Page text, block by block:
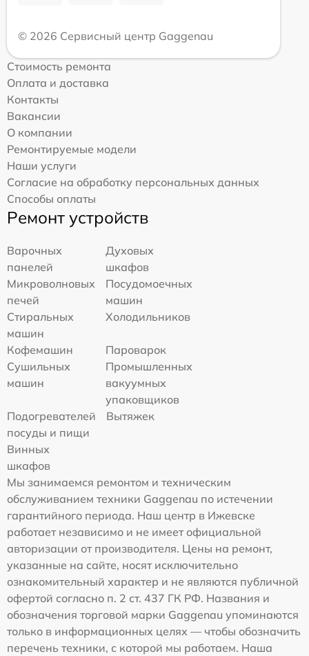
© 2026 Сервисный центр Gaggenau
Стоимость ремонта
Оплата и доставка
Контакты
Вакансии
О компании
Ремонтируемые модели
Наши услуги
Согласие на обработку персональных данных
Способы оплаты
Ремонт устройств
Варочных
панелей
Духовых
шкафов
Микроволновых
печей
Посудомоечных
машин
Стиральных
машин
Холодильников
Кофемашин
Пароварок
Сушильных
машин
Промышленных
вакуумных
упаковщиков
Подогревателей
посуды и пищи
Вытяжек
Винных
шкафов
Мы занимаемся ремонтом и техническим
обслуживанием техники Gaggenau по истечении
гарантийного периода. Наш центр в Ижевске
работает независимо и не имеет официальной
авторизации от производителя. Цены на ремонт,
указанные на сайте, носят исключительно
ознакомительный характер и не являются публичной
офертой согласно п. 2 ст. 437 ГК РФ. Названия и
обозначения торговой марки Gaggenau упоминаются
только в информационных целях — чтобы обозначить
перечень техники, с которой мы работаем. Наша